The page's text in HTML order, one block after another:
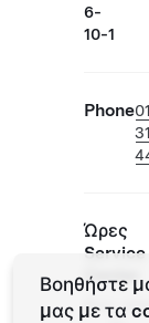
6-
10-1
Phone
Ώρες
Service
Center
Δευ -
Βοηθήστε
μας με τα